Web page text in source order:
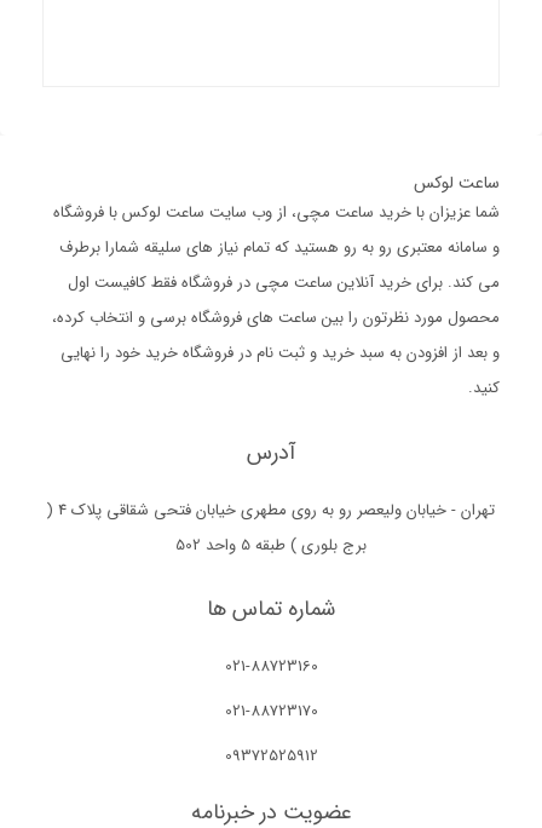
ساعت لوکس
شما عزیزان با خرید ساعت مچی، از وب سایت ساعت لوکس با فروشگاه
و سامانه معتبری رو به رو هستید که تمام نیاز های سلیقه شمارا برطرف
می کند. برای خرید آنلاین ساعت مچی در فروشگاه فقط کافیست اول
محصول مورد نظرتون را بین ساعت های فروشگاه برسی و انتخاب کرده،
و بعد از افزودن به سبد خرید و ثبت نام در فروشگاه خرید خود را نهایی
کنید.
آدرس
تهران - خیابان ولیعصر رو به روی مطهری خیابان فتحی شقاقی پلاک 4 (
برج بلوری ) طبقه 5 واحد 502
شماره تماس ها
021-88723160
021-88723170
09372525912
عضویت در خبرنامه